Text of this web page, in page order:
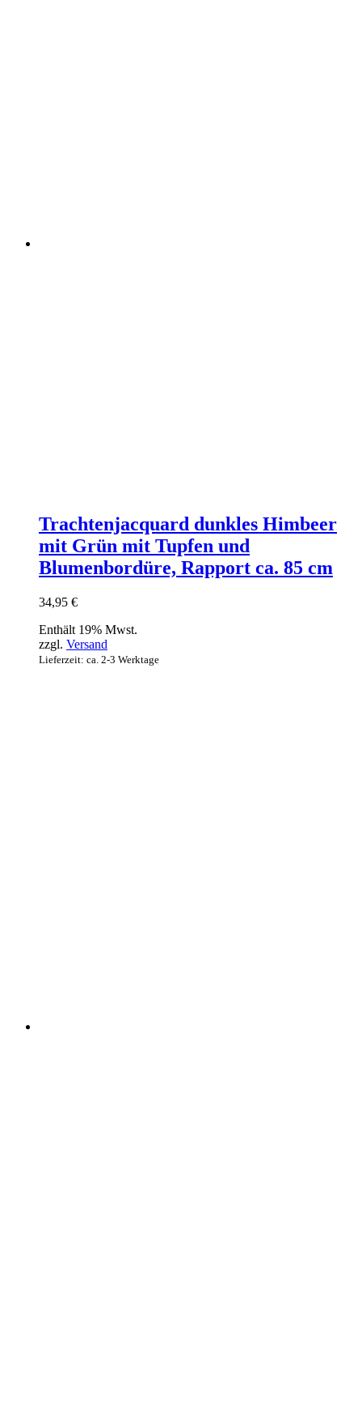
Trachtenjacquard dunkles Himbeer
mit Grün mit Tupfen und
Blumenbordüre, Rapport ca. 85 cm
34,95 €
Enthält 19% Mwst.
zzgl. Versand
Lieferzeit: ca. 2-3 Werktage